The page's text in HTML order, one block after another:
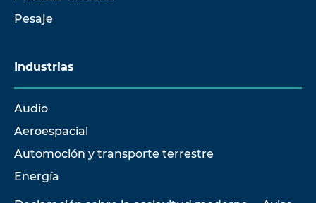
Pesaje
Industrias
Audio
Aeroespacial
Automoción y transporte terrestre
Energía